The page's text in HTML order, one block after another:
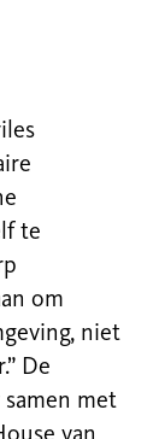
te
om
niet
” De
samen met